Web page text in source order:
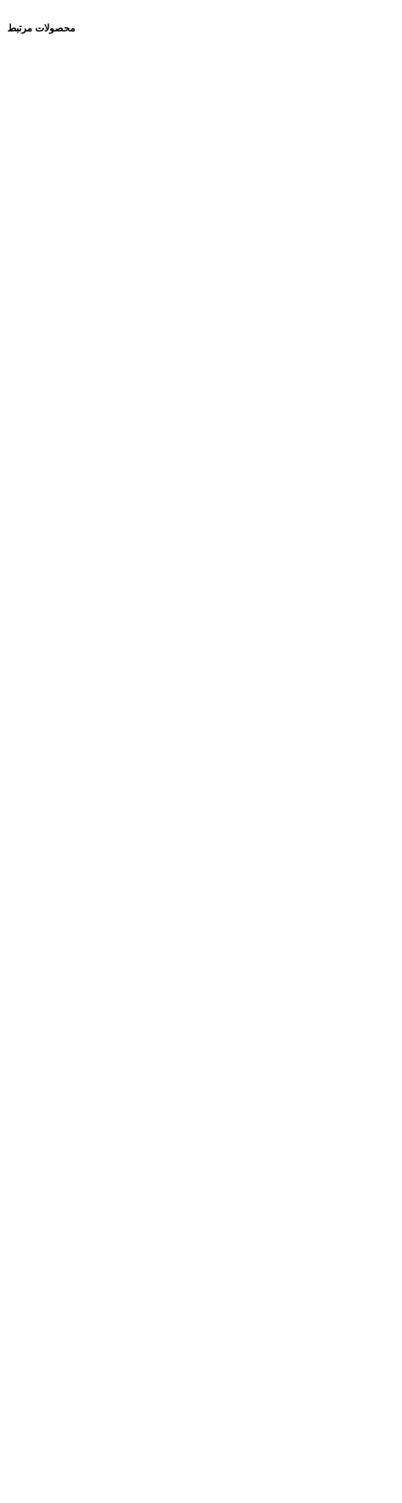
محصولات مرتبط